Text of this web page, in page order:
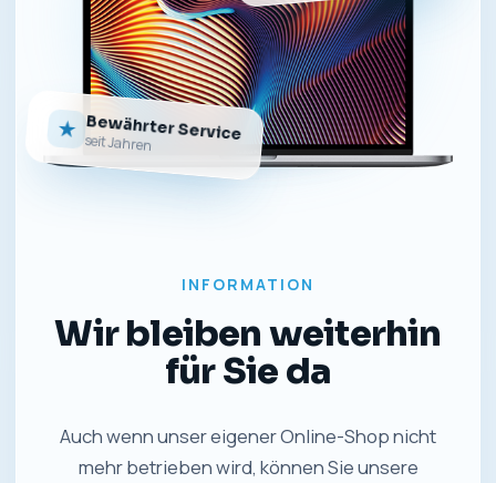
★ Bewährter Service
seit Jahren
INFORMATION
Wir bleiben weiterhin
für Sie da
Auch wenn unser eigener Online-Shop nicht
mehr betrieben wird, können Sie unsere